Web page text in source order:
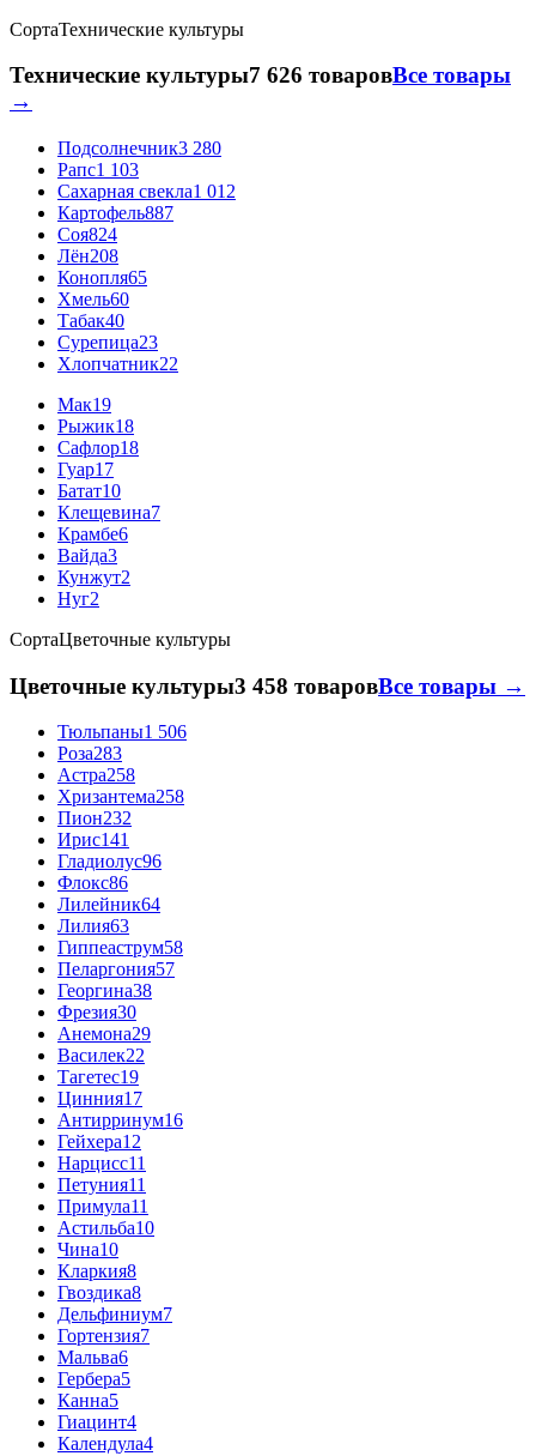
СортаТехнические культуры
Технические культуры7 626 товаровВсе товары
→
Подсолнечник3 280
Рапс1 103
Сахарная свекла1 012
Картофель887
Соя824
Лён208
Конопля65
Хмель60
Табак40
Сурепица23
Хлопчатник22
Мак19
Рыжик18
Сафлор18
Гуар17
Батат10
Клещевина7
Крамбе6
Вайда3
Кунжут2
Нуг2
СортаЦветочные культуры
Цветочные культуры3 458 товаровВсе товары →
Тюльпаны1 506
Роза283
Астра258
Хризантема258
Пион232
Ирис141
Гладиолус96
Флокс86
Лилейник64
Лилия63
Гиппеаструм58
Пеларгония57
Георгина38
Фрезия30
Анемона29
Василек22
Тагетес19
Цинния17
Антирринум16
Гейхера12
Нарцисс11
Петуния11
Примула11
Астильба10
Чина10
Кларкия8
Гвоздика8
Дельфиниум7
Гортензия7
Мальва6
Гербера5
Канна5
Гиацинт4
Календула4